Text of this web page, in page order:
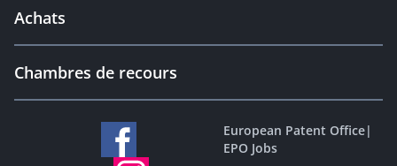
Achats
Chambres de recours
European Patent Office|
EPO Jobs